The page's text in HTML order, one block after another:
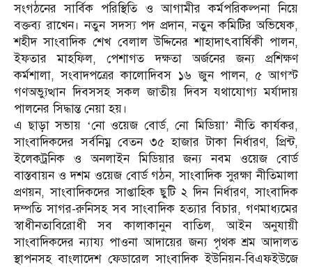
সংগঠনের সার্বিক পরিস্থিতি ও আগামীর কর্মপরিকল্পনা নিয়ে
বক্তব্য রাখেন। নতুন সদস্য পদ প্রদান, নতুন কমিটির অভিষেক,
শহীদ সাংবাদিক শেখ বেলাল উদ্দিনের শাহাদাৎবার্ষিকী পালন,
ইফতার মাহফিল, পেশাগত দক্ষতা অর্জনের জন্য প্রশিক্ষণ
কর্মশালা, সংবাদপত্রের কালোদিবস ১৬ জুন পালন, ৫ আগস্ট
গণঅভ্যুত্থান দিবসসহ সকল জাতীয় দিবস যথাযোগ্য মর্যাদায়
পালনের সিদ্ধান্ত নেয়া হয়।
এ ছাড়া সভায় ‘নো ওয়েজ বোর্ড, নো মিডিয়া’ নীতি কার্যকর,
সাংবাদিকদের সর্বনিম্ন বেতন ৩৫ হাজার টাকা নির্ধারণ, প্রিন্ট,
ইলেকট্রনিক ও অনলাইন মিডিয়ার জন্য নবম ওয়েজ বোর্ড
বাস্তবায়ন ও দশম ওয়েজ বোর্ড গঠন, সাংবাদিক সুরক্ষা নীতিমালা
প্রণয়ন, সাংবাদিকদের সাপ্তাহিক ছুটি ২ দিন নির্ধারণ, সাংবাদিক
দম্পতি সাগর-রুনিসহ সব সাংবাদিক হত্যার বিচার, গণমাধ্যমের
স্বাধীনতাবিরোধী সব কালাকানুন বাতিল, আইন অনুযায়ী
সাংবাদিকদের ন্যায্য পাওনা আদায়ের জন্য পৃথক শ্রম আদালত
স্থাপনসহ বাংলাদেশ ফেডারেল সাংবাদিক ইউনিয়ন-বিএফইউজে